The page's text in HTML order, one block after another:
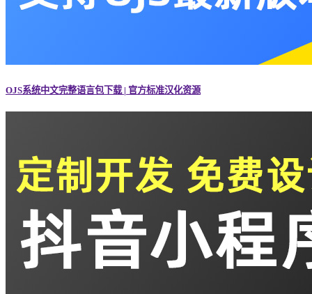
OJS系统中文完整语言包下载 | 官方标准汉化资源